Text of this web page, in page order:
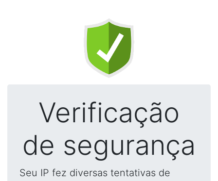
Verificação
de segurança
Seu IP fez diversas tentativas de